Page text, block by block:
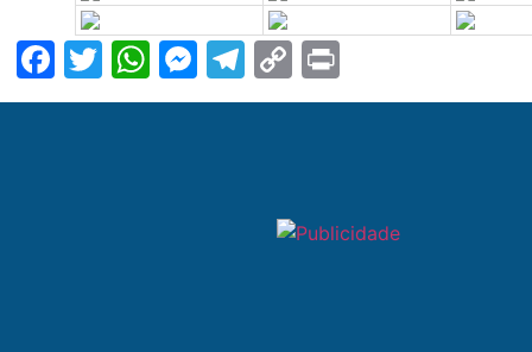
Facebook
Twitter
WhatsApp
Messenger
Telegram
Copy
Link